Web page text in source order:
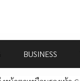
BUSINESS